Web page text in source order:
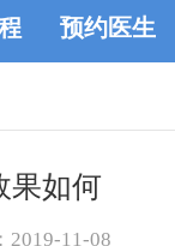
预约医生
果如何
2019-11-08